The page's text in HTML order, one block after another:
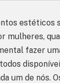
estéticos
mulheres,
fazer
um de nós.